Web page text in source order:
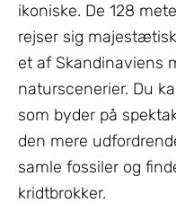
ikoniske. De 128
rejser sig
et af Skandinaviens
naturscenerier. Du
som byder på
den mere
samle fossiler og
kridtbrokker.